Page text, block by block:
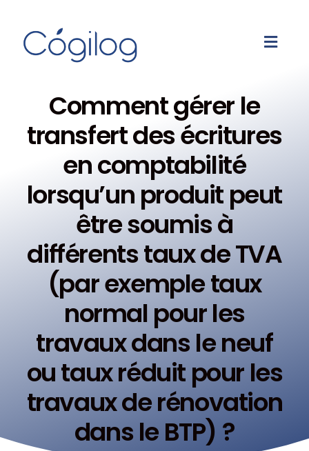
Comment gérer le
transfert des écritures
en comptabilité
lorsqu’un produit peut
être soumis à
différents taux de TVA
(par exemple taux
normal pour les
travaux dans le neuf
ou taux réduit pour les
travaux de rénovation
dans le BTP) ?